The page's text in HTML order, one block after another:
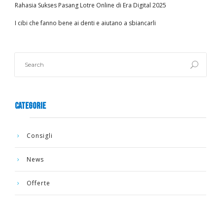
Rahasia Sukses Pasang Lotre Online di Era Digital 2025
I cibi che fanno bene ai denti e aiutano a sbiancarli
Categorie
Consigli
News
Offerte